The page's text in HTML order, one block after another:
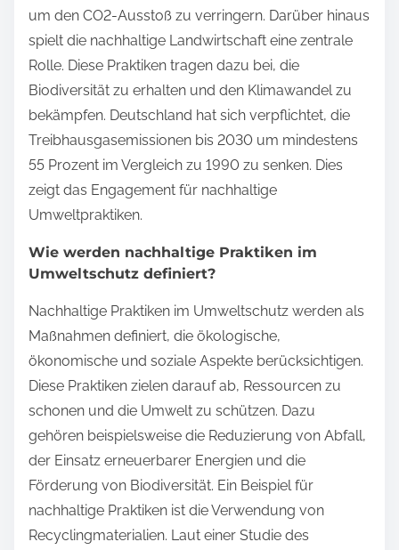
um den CO2-Ausstoß zu verringern. Darüber hinaus
spielt die nachhaltige Landwirtschaft eine zentrale
Rolle. Diese Praktiken tragen dazu bei, die
Biodiversität zu erhalten und den Klimawandel zu
bekämpfen. Deutschland hat sich verpflichtet, die
Treibhausgasemissionen bis 2030 um mindestens
55 Prozent im Vergleich zu 1990 zu senken. Dies
zeigt das Engagement für nachhaltige
Umweltpraktiken.
Wie werden nachhaltige Praktiken im
Umweltschutz definiert?
Nachhaltige Praktiken im Umweltschutz werden als
Maßnahmen definiert, die ökologische,
ökonomische und soziale Aspekte berücksichtigen.
Diese Praktiken zielen darauf ab, Ressourcen zu
schonen und die Umwelt zu schützen. Dazu
gehören beispielsweise die Reduzierung von Abfall,
der Einsatz erneuerbarer Energien und die
Förderung von Biodiversität. Ein Beispiel für
nachhaltige Praktiken ist die Verwendung von
Recyclingmaterialien. Laut einer Studie des